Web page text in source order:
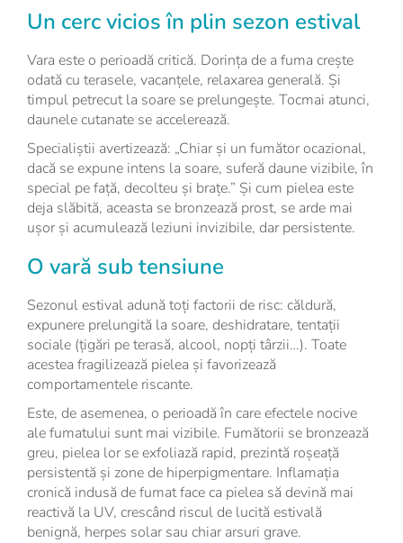
Un cerc vicios în plin sezon estival
Vara este o perioadă critică. Dorința de a fuma crește
odată cu terasele, vacanțele, relaxarea generală. Și
timpul petrecut la soare se prelungește. Tocmai atunci,
daunele cutanate se accelerează.
Specialiștii avertizează: „Chiar și un fumător ocazional,
dacă se expune intens la soare, suferă daune vizibile, în
special pe față, decolteu și brațe.” Și cum pielea este
deja slăbită, aceasta se bronzează prost, se arde mai
ușor și acumulează leziuni invizibile, dar persistente.
O vară sub tensiune
Sezonul estival adună toți factorii de risc: căldură,
expunere prelungită la soare, deshidratare, tentații
sociale (țigări pe terasă, alcool, nopți târzii…). Toate
acestea fragilizează pielea și favorizează
comportamentele riscante.
Este, de asemenea, o perioadă în care efectele nocive
ale fumatului sunt mai vizibile. Fumătorii se bronzează
greu, pielea lor se exfoliază rapid, prezintă roșeață
persistentă și zone de hiperpigmentare. Inflamația
cronică indusă de fumat face ca pielea să devină mai
reactivă la UV, crescând riscul de lucită estivală
benignă, herpes solar sau chiar arsuri grave.